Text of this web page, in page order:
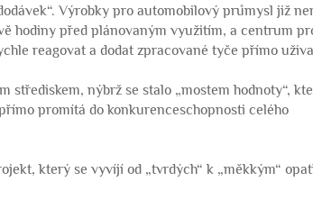
Výrobky pro automobilový průmysl již
hodiny před plánovaným využitím, a centrum
reagovat a dodat zpracované tyče přímo
nýbrž se stalo „mostem hodnoty“,
promítá do konkurenceschopnosti celého
který se vyvíjí od „tvrdých“ k „měkkým“